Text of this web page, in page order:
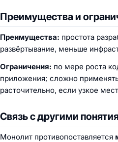
Преимущества и
Преимущества: простота
развёртывание, меньше
Ограничения: по мере роста
приложения; сложно
расточительно, если узкое
Связь с другими
Монолит противопоставляется